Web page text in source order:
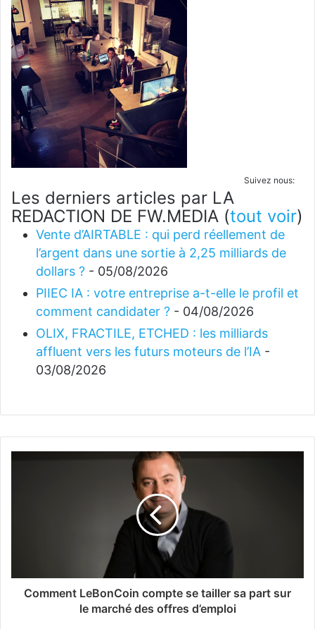
Suivez nous:
Les derniers articles par LA
REDACTION DE FW.MEDIA (tout voir)
Vente d’AIRTABLE : qui perd réellement de
l’argent dans une sortie à 2,25 milliards de
dollars ? - 05/08/2026
PIIEC IA : votre entreprise a-t-elle le profil et
comment candidater ? - 04/08/2026
OLIX, FRACTILE, ETCHED : les milliards
affluent vers les futurs moteurs de l’IA -
03/08/2026
Comment LeBonCoin compte se tailler sa part sur
le marché des offres d’emploi